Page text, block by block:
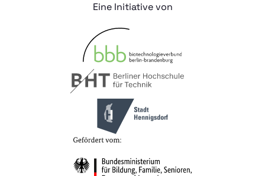
Eine Initiative von